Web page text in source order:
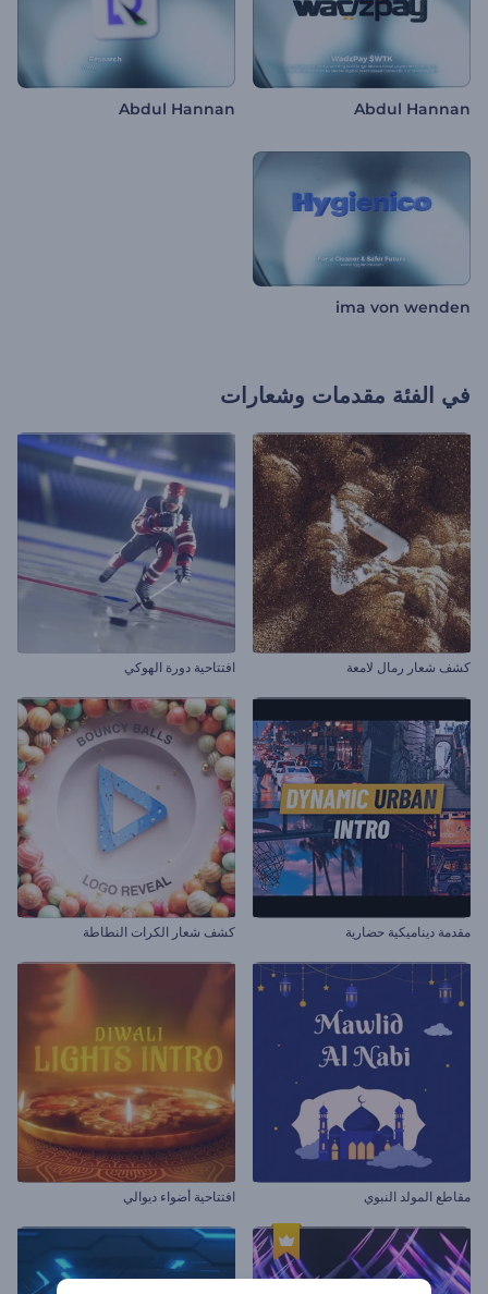
Abdul Hannan
Abdul Hannan
ima von wenden
في الفئة مقدمات وشعارات
كشف شعار رمال لامعة افتتاحية دورة الهوكي
مقدمة ديناميكية حضارية كشف شعار الكرات النطاطة
مقاطع المولد النبوي افتتاحية أضواء ديوالي